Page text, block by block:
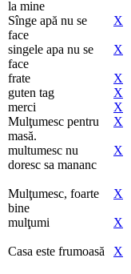
la mine
Sînge apă nu se
face
X
singele apa nu se
face
X
frate
X
guten tag
X
merci
X
Mulţumesc pentru
masă.
X
multumesc nu
doresc sa mananc
X
Mulţumesc, foarte
bine
X
mulţumi X
Casa este frumoasă X